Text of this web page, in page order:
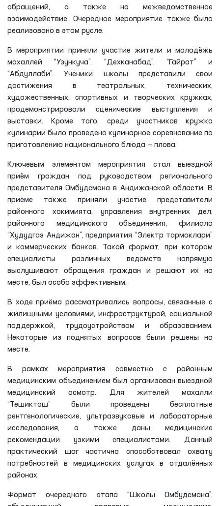
обращений, а также на межведомственное
взаимодействие. Очередное мероприятие также было
реализовано в этом русле.
В мероприятии приняли участие жители и молодёжь
махаллей “Узункуча”, “Дехканабад”, “Гайрат” и
“Абдуллаби”. Ученики школы представили свои
достижения в театральных, технических,
художественных, спортивных и творческих кружках,
продемонстрировали сценические выступления и
выставки. Кроме того, среди участников кружка
кулинарии было проведено кулинарное соревнование по
приготовлению национального блюда — плова.
Ключевым элементом мероприятия стал выездной
приём граждан под руководством регионального
представителя Омбудсмана в Андижанской области. В
приёме также приняли участие представители
районного хокимията, управления внутренних дел,
районного медицинского объединения, филиала
“Худудгаз Андижан”, предприятия “Электр тармоклари”
и коммерческих банков. Такой формат, при котором
специалисты различных ведомств напрямую
выслушивают обращения граждан и решают их на
месте, был особо эффективным.
В ходе приёма рассматривались вопросы, связанные с
жилищными условиями, инфраструктурой, социальной
поддержкой, трудоустройством и образованием.
Некоторые из поднятых вопросов были решены на
месте.
В рамках мероприятия совместно с районным
медицинским объединением был организован выездной
медицинский осмотр. Для жителей махалли
“Тешиктош” были проведены бесплатные
рентгенологические, ультразвуковые и лабораторные
исследования, а также даны медицинские
рекомендации узкими специалистами. Данный
практический шаг частично способствовал охвату
потребностей в медицинских услугах в отдалённых
районах.
Формат очередного этапа “Школы Омбудсмана”,